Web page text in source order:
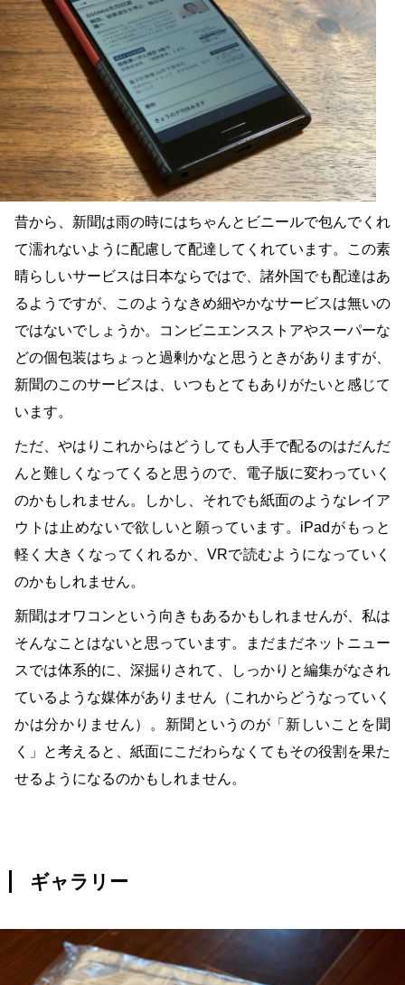
昔から、新聞は雨の時にはちゃんとビニールで包んでくれ
て濡れないように配慮して配達してくれています。この素
晴らしいサービスは日本ならではで、諸外国でも配達はあ
るようですが、このようなきめ細やかなサービスは無いの
ではないでしょうか。コンビニエンスストアやスーパーな
どの個包装はちょっと過剰かなと思うときがありますが、
新聞のこのサービスは、いつもとてもありがたいと感じて
います。
ただ、やはりこれからはどうしても人手で配るのはだんだ
んと難しくなってくると思うので、電子版に変わっていく
のかもしれません。しかし、それでも紙面のようなレイア
ウトは止めないで欲しいと願っています。iPadがもっと
軽く大きくなってくれるか、VRで読むようになっていく
のかもしれません。
新聞はオワコンという向きもあるかもしれませんが、私は
そんなことはないと思っています。まだまだネットニュー
スでは体系的に、深掘りされて、しっかりと編集がなされ
ているような媒体がありません（これからどうなっていく
かは分かりません）。新聞というのが「新しいことを聞
く」と考えると、紙面にこだわらなくてもその役割を果た
せるようになるのかもしれません。
ギャラリー